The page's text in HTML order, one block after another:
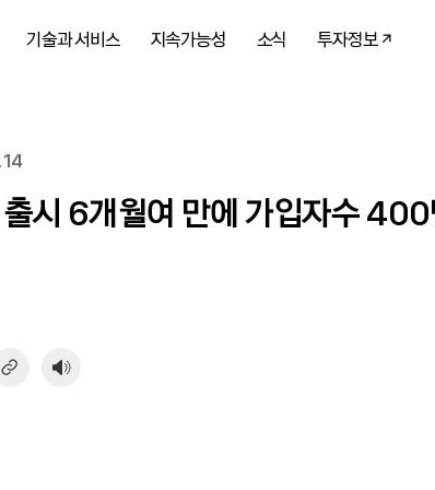
기술과 서비스 지속가능성 소식 투자정보
시 6개월여 만에 가입자수